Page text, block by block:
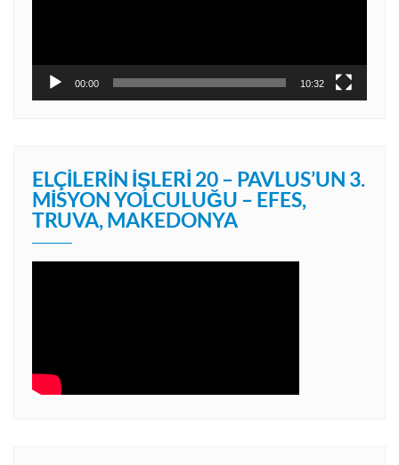
00:00 10:32
ELÇILERIN İŞLERI 20 – PAVLUS’UN 3.
MISYON YOLCULUĞU – EFES,
TRUVA, MAKEDONYA